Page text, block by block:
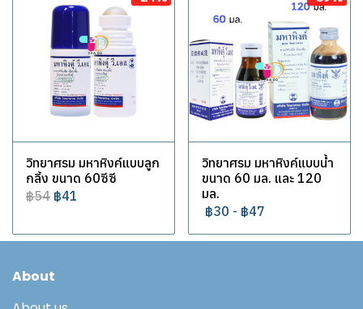
วิทยาศรม มหาหิงค์แบบลูก
กลิ้ง ขนาด 60ซีซี
฿54 ฿41
วิทยาศรม มหาหิงค์แบบน้ำ
ขนาด 60 มล. และ 120
มล.
฿30 - ฿47
About